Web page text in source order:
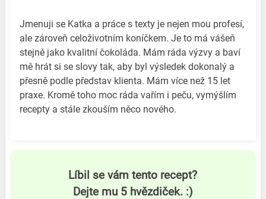
Jmenuji se Katka a práce s texty je nejen mou profesí,
ale zároveň celoživotním koníčkem. Je to má vášeň
stejně jako kvalitní čokoláda. Mám ráda výzvy a baví
mě hrát si se slovy tak, aby byl výsledek dokonalý a
přesně podle představ klienta. Mám více než 15 let
praxe. Kromě toho moc ráda vařím i peču, vymýšlím
recepty a stále zkouším něco nového.
Líbil se vám tento recept?
Dejte mu 5 hvězdiček. :)